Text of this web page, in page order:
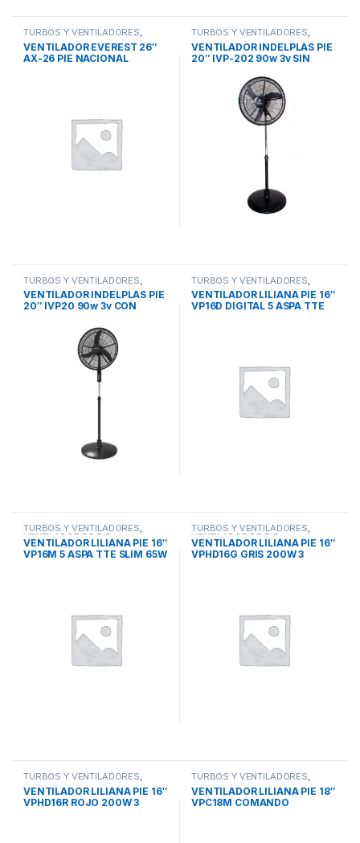
TURBOS Y VENTILADORES,
VENTILADOR DE PIE
VENTILADOR EVEREST 26″
AX-26 PIE NACIONAL
TURBOS Y VENTILADORES,
VENTILADOR DE PIE
VENTILADOR INDELPLAS PIE
20″ IVP-202 90w 3v SIN
05.01.11.02
TURBOS Y VENTILADORES
VENTILADOR DE PIE
VENTILADOR INDELPLAS PIE
20″ IVP20 90w 3v CON
TURBOS Y VENTILADORES
VENTILADOR DE PIE
VENTILADOR LILIANA PIE 16″
VP16D DIGITAL 5 ASPA TTE
TURBOS Y VENTILADORES,
VENTILADOR DE PIE
VENTILADOR LILIANA PIE 16″
VP16M 5 ASPA TTE SLIM 65W
TURBOS Y VENTILADORES,
VENTILADOR DE PIE
VENTILADOR LILIANA PIE 16″
VPHD16G GRIS 200W 3
TURBOS Y VENTILADORES,
VENTILADOR DE PIE
VENTILADOR LILIANA PIE 16″
VPHD16R ROJO 200W 3
TURBOS Y VENTILADORES,
VENTILADOR DE PIE
VENTILADOR LILIANA PIE 18″
VPC18M COMANDO